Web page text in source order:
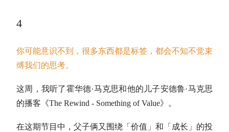
4
你可能意识不到，很多东西都是标签，都会不知不觉束
缚我们的思考。
这周，我听了霍华德·马克思和他的儿子安德鲁·马克思
的播客《The Rewind - Something of Value》。
在这期节目中，父子俩又围绕「价值」和「成长」的投